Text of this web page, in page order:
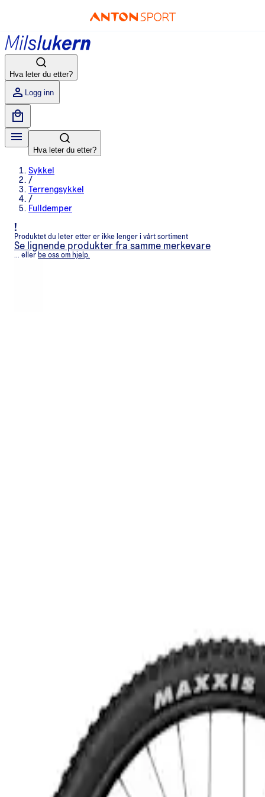
Hva leter du etter?
Logg inn
Hva leter du etter?
Sykkel
/
Terrengsykkel
/
Fulldemper
!
Produktet du leter etter er ikke lenger i vårt sortiment
Se lignende produkter fra samme merkevare
... eller be oss om hjelp.